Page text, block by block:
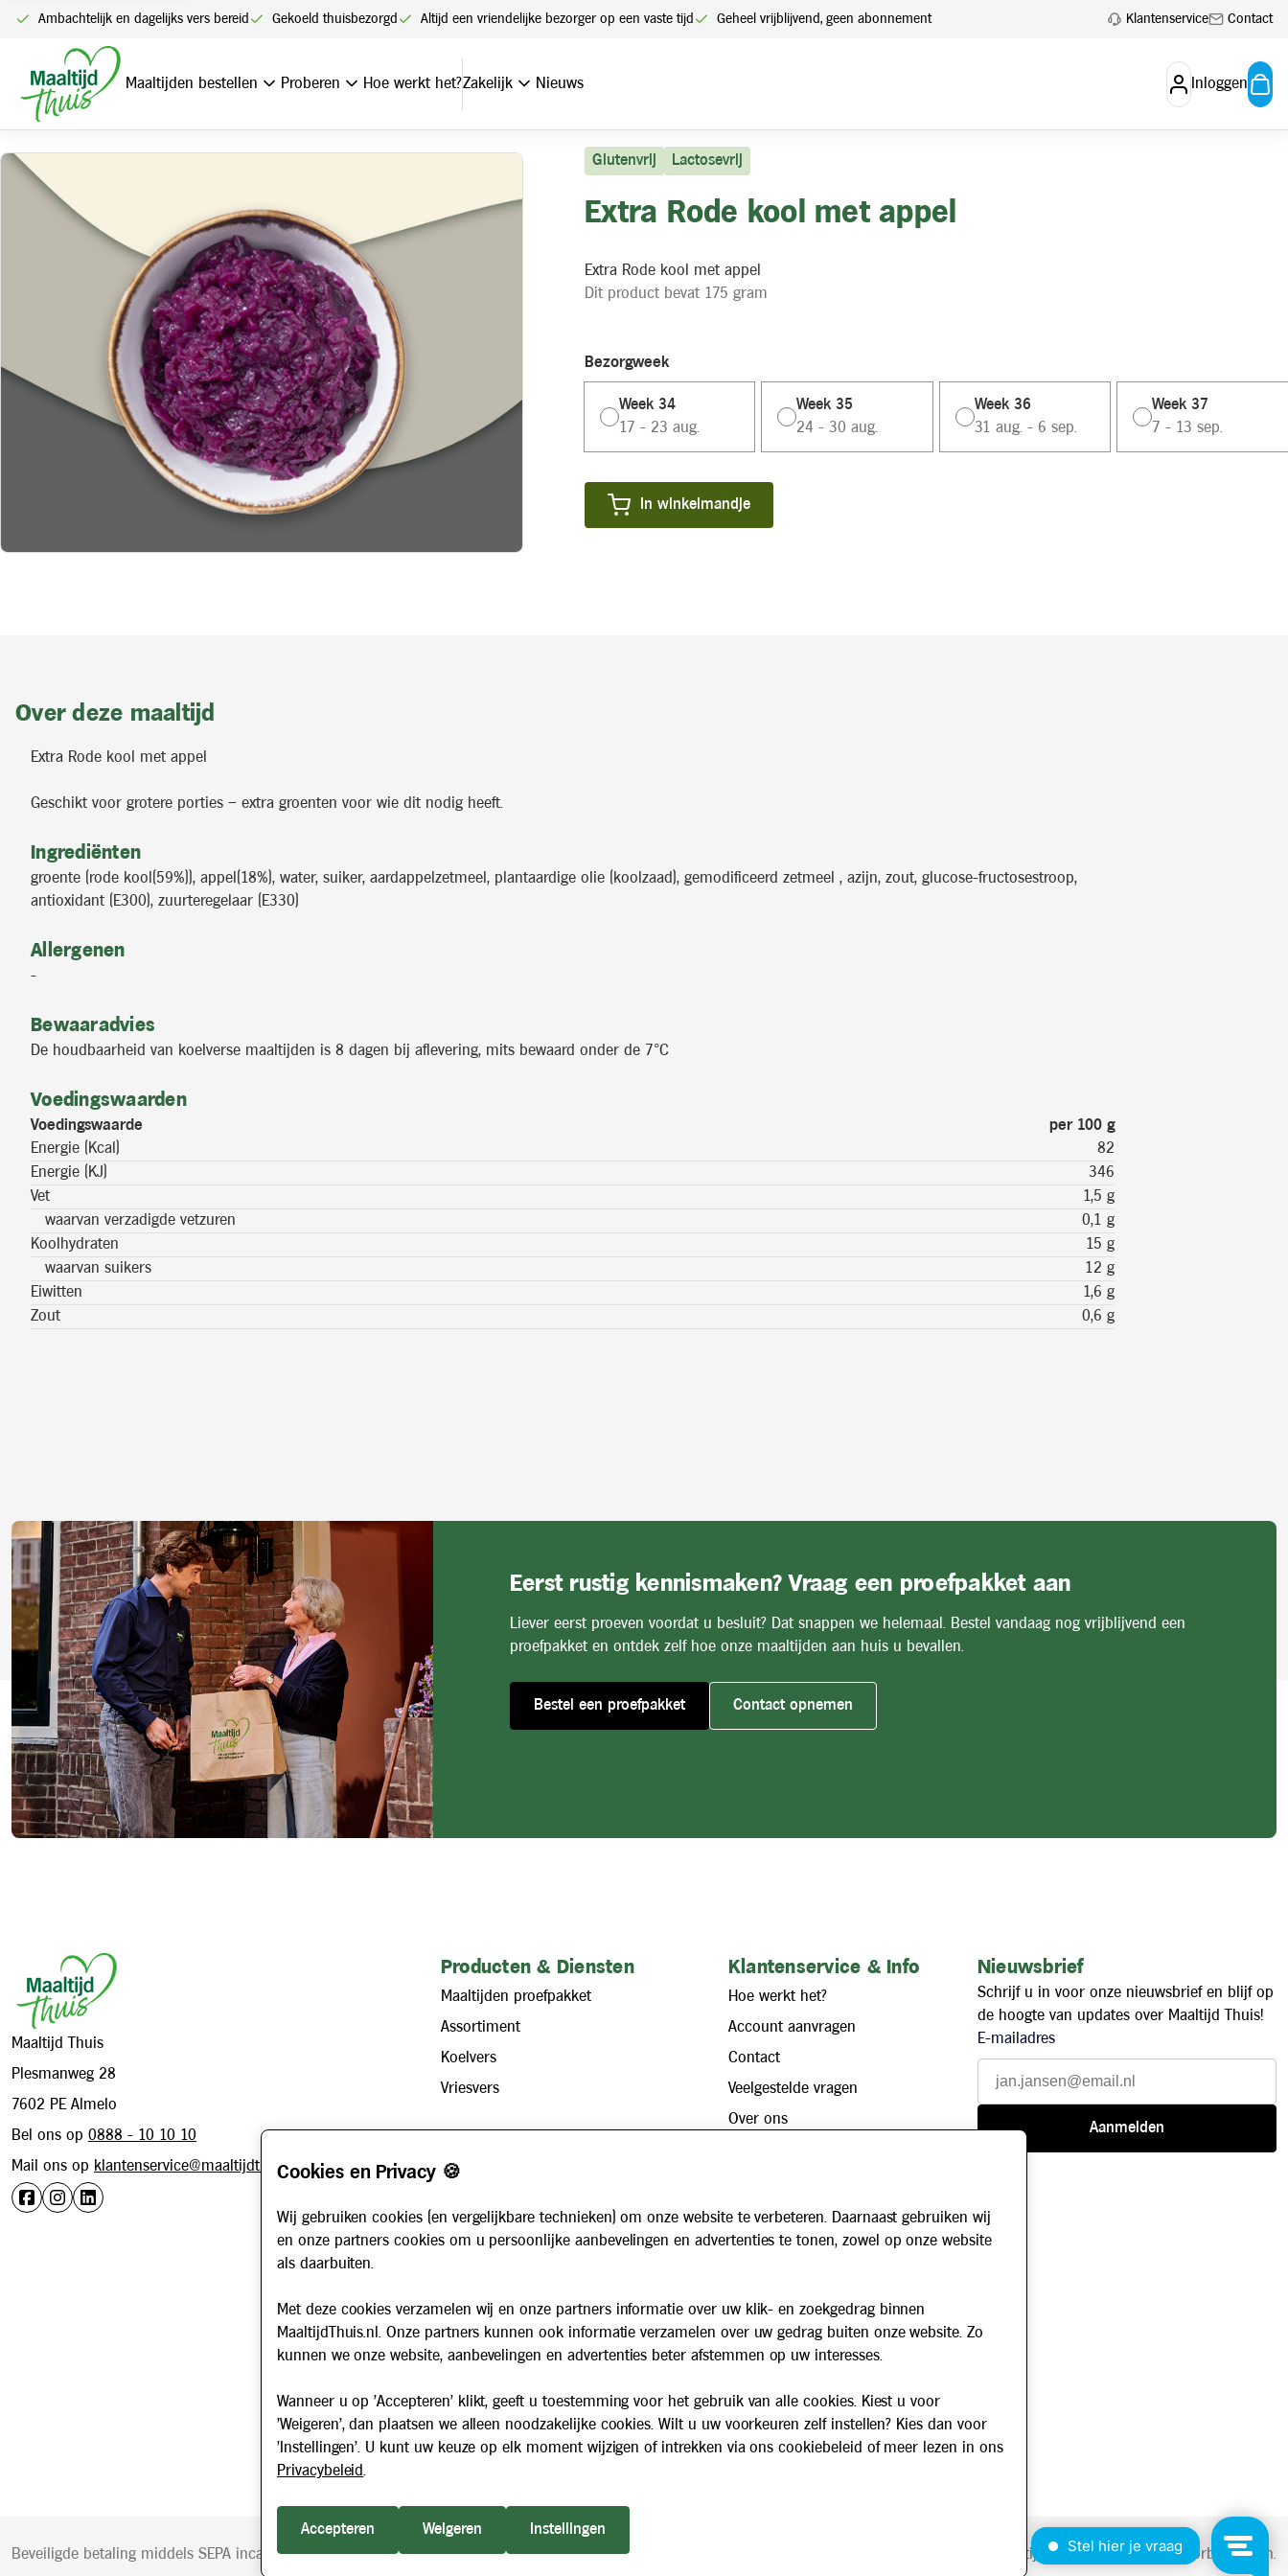
Ambachtelijk en dagelijks vers bereid Gekoeld thuisbezorgd Altijd een vriendelijke bezorger op een vaste tijd Geheel vrijblijvend, geen abonnement Klantenservice Contact
Maaltijden bestellen Proberen Hoe werkt het?Zakelijk Nieuws Inloggen
HomeExtra Rode kool met appel
Glutenvrij Lactosevrij
Extra Rode kool met appel
Extra Rode kool met appel
Dit product bevat 175 gram
Bezorgweek
Week 34
17 - 23 aug.
Week 35
24 - 30 aug.
Week 36
31 aug. - 6 sep.
Week 37
7 - 13 sep.
Huidige
voorraad:
In winkelmandje
Over deze maaltijd
Extra Rode kool met appel
Geschikt voor grotere porties – extra groenten voor wie dit nodig heeft.
Ingrediënten
groente (rode kool(59%)), appel(18%), water, suiker, aardappelzetmeel, plantaardige olie (koolzaad), gemodificeerd zetmeel , azijn, zout, glucose-fructosestroop,
antioxidant (E300), zuurteregelaar (E330)
Allergenen
-
Bewaaradvies
De houdbaarheid van koelverse maaltijden is 8 dagen bij aflevering, mits bewaard onder de 7°C
Voedingswaarden
Voedingswaarde
per 100 g
Energie (Kcal)
82
Energie (KJ)
346
Vet
1,5 g
waarvan verzadigde vetzuren
0,1 g
Koolhydraten
15 g
waarvan suikers
12 g
Eiwitten
1,6 g
Zout
0,6 g
Eerst rustig kennismaken? Vraag een proefpakket aan
Liever eerst proeven voordat u besluit? Dat snappen we helemaal. Bestel vandaag nog vrijblijvend een
proefpakket en ontdek zelf hoe onze maaltijden aan huis u bevallen.
Bestel een proefpakket Contact opnemen
Maaltijd Thuis
Plesmanweg 28
7602 PE Almelo
Bel ons op 0888 - 10 10 10
Mail ons op klantenservice@maaltijdthuis.nl
Producten & Diensten
Maaltijden proefpakket
Assortiment
Koelvers
Vriesvers
Maaltijdservice voor bedrijven
Voor instellingen
Algemene voorwaarden
Cookiebeleid
Klantenservice & Info
Hoe werkt het?
Account aanvragen
Contact
Veelgestelde vragen
Over ons
Nieuwsbrief
Schrijf u in voor onze nieuwsbrief en blijf op
de hoogte van updates over Maaltijd Thuis!
E-mailadres
Beveiligde betaling middels SEPA incasso. Getoonde prijzen zijn inclusief BTW. 2026 © Maaltijd Thuis. Alle rechten voorbehouden.
Cookies en Privacy 🍪
Wij gebruiken cookies (en vergelijkbare technieken) om onze website te verbeteren. Daarnaast gebruiken wij
en onze partners cookies om u persoonlijke aanbevelingen en advertenties te tonen, zowel op onze website
als daarbuiten.
Met deze cookies verzamelen wij en onze partners informatie over uw klik- en zoekgedrag binnen
MaaltijdThuis.nl. Onze partners kunnen ook informatie verzamelen over uw gedrag buiten onze website. Zo
kunnen we onze website, aanbevelingen en advertenties beter afstemmen op uw interesses.
Wanneer u op 'Accepteren' klikt, geeft u toestemming voor het gebruik van alle cookies. Kiest u voor
'Weigeren', dan plaatsen we alleen noodzakelijke cookies. Wilt u uw voorkeuren zelf instellen? Kies dan voor
'Instellingen'. U kunt uw keuze op elk moment wijzigen of intrekken via ons cookiebeleid of meer lezen in ons
Privacybeleid.
Accepteren Weigeren Instellingen